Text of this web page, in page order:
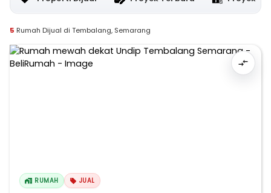
5 Rumah Dijual di Tembalang, Semarang
RUMAH JUAL